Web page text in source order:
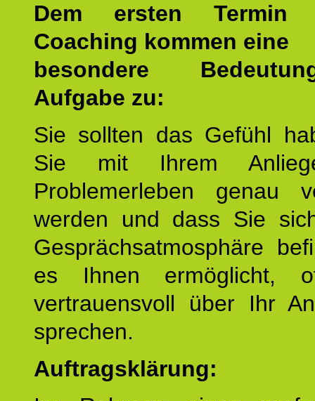
Dem ersten
Coaching kommen eine
besondere
Aufgabe zu:
Sie sollten das Gefühl
Sie mit Ihrem
Problemerleben genau
werden und dass Sie
Gesprächsatmosphäre
es Ihnen ermöglicht,
vertrauensvoll über Ihr
sprechen.
Auftragsklärung: